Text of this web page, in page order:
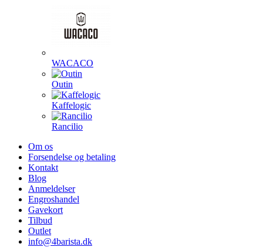
WACACO
Outin
Kaffelogic
Rancilio
Om os
Forsendelse og betaling
Kontakt
Blog
Anmeldelser
Engroshandel
Gavekort
Tilbud
Outlet
info@4barista.dk